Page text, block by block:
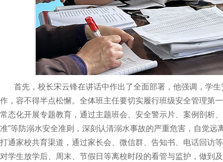
首先，校长宋云锋在讲话中作出了全面部署，他强调，学生
作，容不得半点松懈。全体班主任要切实履行班级安全管理第
常态化开展专题教育，通过主题班会、安全警示片、案例剖析
准”等防溺水安全准则，深刻认清溺水事故的严重危害，自觉
打通家校共育渠道，通过家长会、微信群、告知书、电话回访
对学生放学后、周末、节假日等离校时段的看管与监护，做到